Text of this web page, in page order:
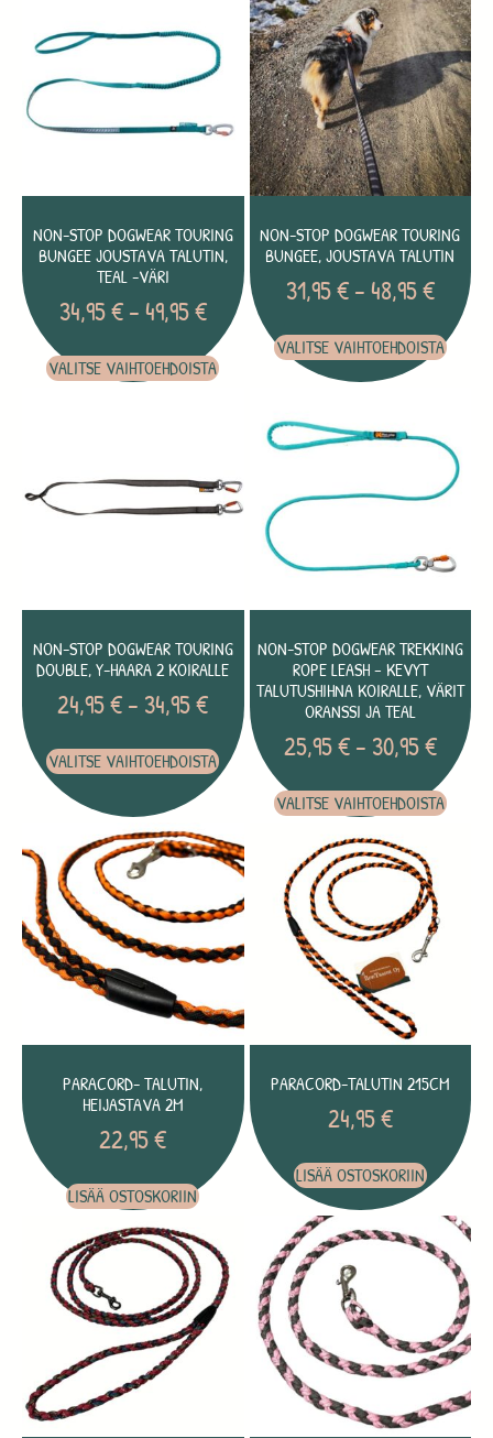
NON-STOP DOGWEAR TOURING
BUNGEE JOUSTAVA TALUTIN,
TEAL -VÄRI
34,95€ –49,95€
VALITSE VAIHTOEHDOISTA
NON-STOP DOGWEAR TOURING
BUNGEE, JOUSTAVA TALUTIN
31,95€ –48,95€
VALITSE VAIHTOEHDOISTA
NON-STOP DOGWEAR TOURING
DOUBLE, Y-HAARA 2 KOIRALLE
24,95€– 34,95€
VALITSE VAIHTOEHDOISTA
NON-STOP DOGWEAR TREKKING
ROPE LEASH – KEVYT
TALUTUSHIHNA KOIRALLE, VÄRIT
ORANSSI JA TEAL
25,95€ – 30,95€
VALITSE VAIHTOEHDOISTA
PARACORD- TALUTIN,
HEIJASTAVA 2M
22,95€
LISÄÄ OSTOSKORIIN
PARACORD-TALUTIN 215CM
24,95€
LISÄÄ OSTOSKORIIN